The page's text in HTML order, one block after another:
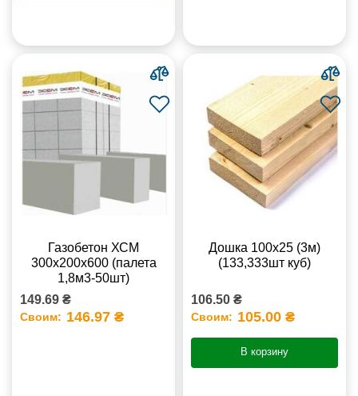
Газобетон ХСМ
300x200x600 (палета
1,8м3-50шт)
149.69 ₴
Своим: 146.97 ₴
Дошка 100х25 (3м)
(133,333шт куб)
106.50 ₴
Своим: 105.00 ₴
В корзину